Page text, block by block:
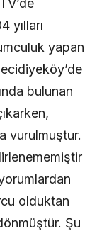
yılları
yapan
bulunan
vurulmuştur.
olduktan
Şu